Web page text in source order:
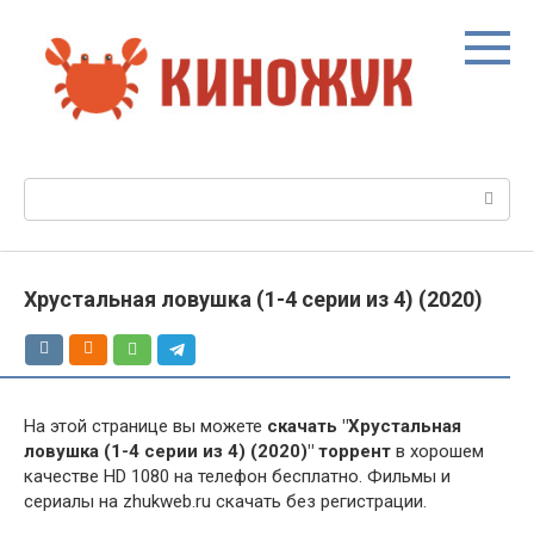
контенту
Хрустальная ловушка (1-4 серии из 4) (2020)
На этой странице вы можете скачать "Хрустальная
ловушка (1-4 серии из 4) (2020)" торрент в хорошем
качестве HD 1080 на телефон бесплатно. Фильмы и
сериалы на zhukweb.ru скачать без регистрации.